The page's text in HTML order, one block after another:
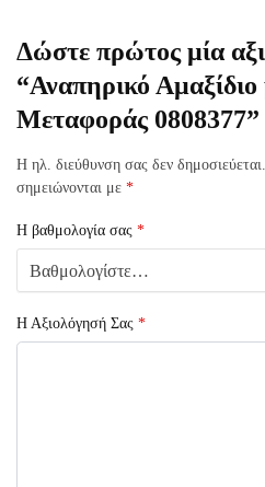
Δώστε πρώτος μία
“Αναπηρικό
Μεταφοράς 0808377”
Η ηλ. διεύθυνση σας δεν δημοσιεύεται.
σημειώνονται με *
Η βαθμολογία σας *
Η Αξιολόγησή Σας *